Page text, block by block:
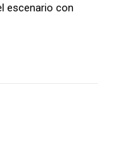
escenario con